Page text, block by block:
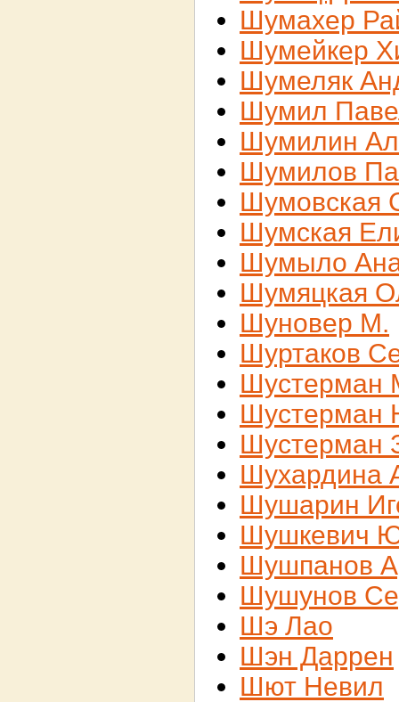
Шумахер
Шумейкер
Шумеляк
Шумил
Шумилин
Шумилов
Шумовская
Шумская
Шумыло
Шумяцкая
Шуновер М.
Шуртаков
Шустерман
Шустерман
Шустерман
Шухардина
Шушарин
Шушкевич
Шушпанов
Шушунов
Шэ Лао
Шэн Даррен
Шют Невил